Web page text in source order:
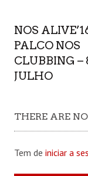
NOS
PALCO NOS
CLUBBING –
JULHO
THERE ARE
Tem de iniciar a